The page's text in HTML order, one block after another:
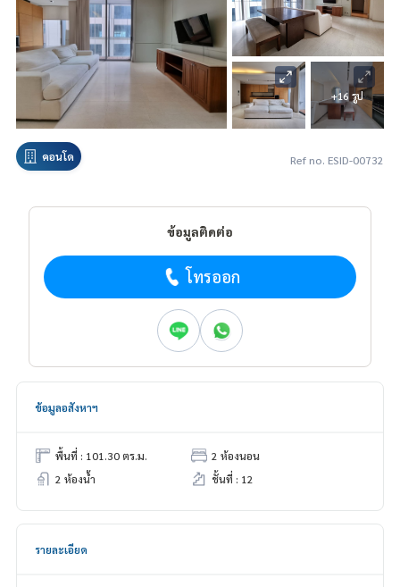
+16 รูป
คอนโด Ref no. ESID-00732
ข้อมูลติดต่อ
โทรออก
ข้อมูลอสังหาฯ
พื้นที่ : 101.30 ตร.ม.
2 ห้องนอน
2 ห้องน้ำ
ชั้นที่ : 12
รายละเอียด